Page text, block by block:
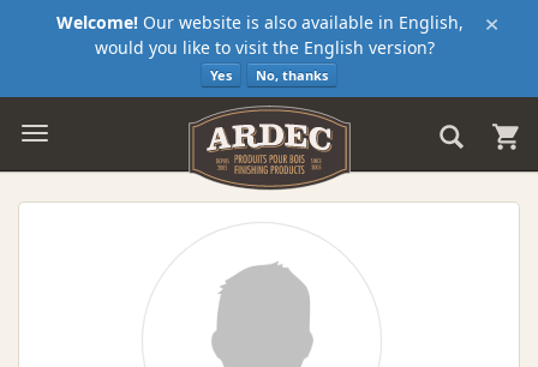
×
Welcome! Our website is also available in English,
would you like to visit the English version?
Yes No, thanks